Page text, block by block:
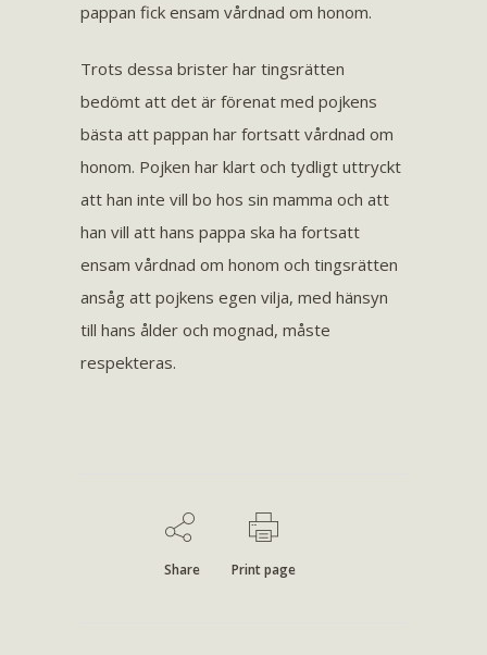
pappan fick ensam vårdnad om honom.
Trots dessa brister har tingsrätten
bedömt att det är förenat med pojkens
bästa att pappan har fortsatt vårdnad om
honom. Pojken har klart och tydligt uttryckt
att han inte vill bo hos sin mamma och att
han vill att hans pappa ska ha fortsatt
ensam vårdnad om honom och tingsrätten
ansåg att pojkens egen vilja, med hänsyn
till hans ålder och mognad, måste
respekteras.
Share Print page